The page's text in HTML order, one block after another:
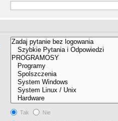
Tak
Nie